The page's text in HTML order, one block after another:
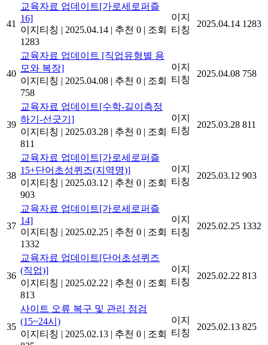
41
교육자료 업데이트[가로세로퍼즐
16]
이지티칭 | 2025.04.14 | 추천 0 | 조회
1283
이지
티칭
2025.04.14 1283
40
교육자료 업데이트 [직업유형별 용
모와 복장]
이지티칭 | 2025.04.08 | 추천 0 | 조회
758
이지
티칭
2025.04.08 758
39
교육자료 업데이트[수학-길이측정
하기-선긋기]
이지티칭 | 2025.03.28 | 추천 0 | 조회
811
이지
티칭
2025.03.28 811
38
교육자료 업데이트[가로세로퍼즐
15+단어초성퀴즈(지역명)]
이지티칭 | 2025.03.12 | 추천 0 | 조회
903
이지
티칭
2025.03.12 903
37
교육자료 업데이트[가로세로퍼즐
14]
이지티칭 | 2025.02.25 | 추천 0 | 조회
1332
이지
티칭
2025.02.25 1332
36
교육자료 업데이트[단어초성퀴즈
(직업)]
이지티칭 | 2025.02.22 | 추천 0 | 조회
813
이지
티칭
2025.02.22 813
35
사이트 오류 복구 및 관리 점검
(15~24시)
이지티칭 | 2025.02.13 | 추천 0 | 조회
이지
티칭
2025.02.13 825